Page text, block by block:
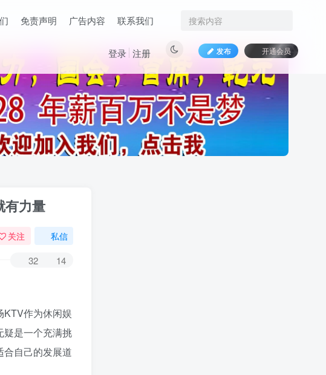
免责声明 广告内容 联系我们
发布 开通会员
登录 注册
力量
关注 私信
32 14
KTV作为休闲娱
疑是一个充满挑
自己的发展道